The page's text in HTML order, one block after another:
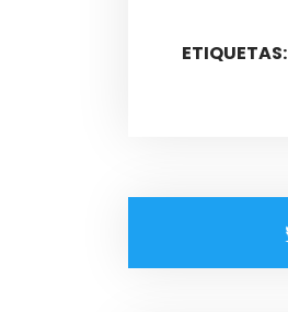
ETIQUETAS: